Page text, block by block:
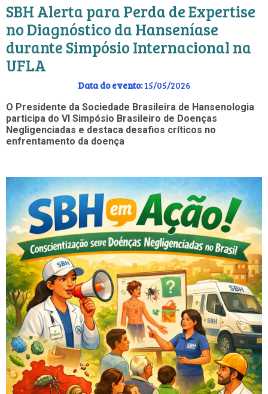
SBH Alerta para Perda de Expertise
no Diagnóstico da Hanseníase
durante Simpósio Internacional na
UFLA
Data do evento:15/05/2026
O Presidente da Sociedade Brasileira de Hansenologia
participa do VI Simpósio Brasileiro de Doenças
Negligenciadas e destaca desafios críticos no
enfrentamento da doença